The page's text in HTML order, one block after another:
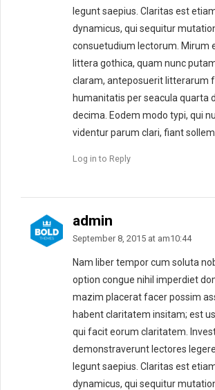
legunt saepius. Claritas est
dynamicus, qui sequitur
consuetudium lectorum. Mirum
littera gothica, quam nunc
claram, anteposuerit litterarum
humanitatis per seacula quarta
decima. Eodem modo typi, qui
videntur parum clari, fiant
Log in to Reply
admin
September 8, 2015 at am10:44
Nam liber tempor cum soluta
option congue nihil imperdiet
mazim placerat facer possim
habent claritatem insitam; est
qui facit eorum claritatem.
demonstraverunt lectores
legunt saepius. Claritas est
dynamicus, qui sequitur